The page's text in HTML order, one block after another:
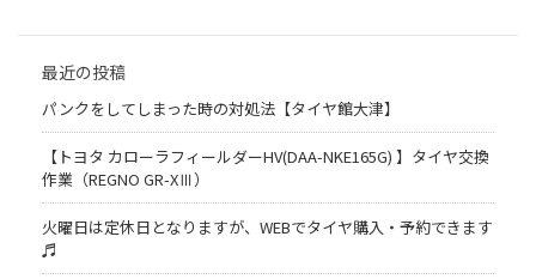
最近の投稿
パンクをしてしまった時の対処法【タイヤ館大津】
【トヨタ カローラフィールダーHV(DAA-NKE165G) 】タイヤ交換
作業（REGNO GR-XⅢ）
火曜日は定休日となりますが、WEBでタイヤ購入・予約できます
♬